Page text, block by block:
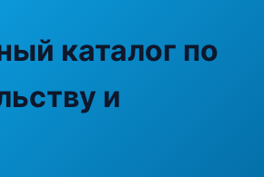
каталог по
и